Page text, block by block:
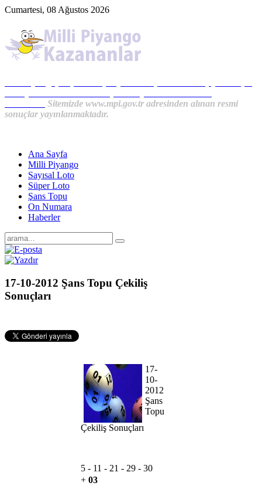
Cumartesi, 08 Ağustos 2026
Sitemizde www.mpi.gov.tr adresinden alınan resmi
sonuçlar yayınlanmaktadır.
Ana Sayfa
Milli Piyango
Sayısal Loto
Süper Loto
Şans Topu
On Numara
Haberler
17-10-2012 Şans Topu Çekiliş
Sonuçları
17-
10-
2012
Şans
Topu
Çekiliş Sonuçları
5 - 11 - 21 - 29 - 30
+ 03